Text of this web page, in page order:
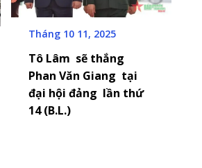
Tháng 10 11, 2025
Tô Lâm sẽ thắng
Phan Văn Giang tại
đại hội đảng lần thứ
14 (B.L.)